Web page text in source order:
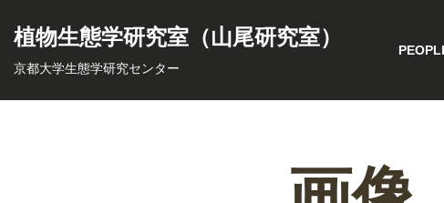
コ
ン
テ
植物生態学研究室（山尾研究室）
京都大学生態学研究センター